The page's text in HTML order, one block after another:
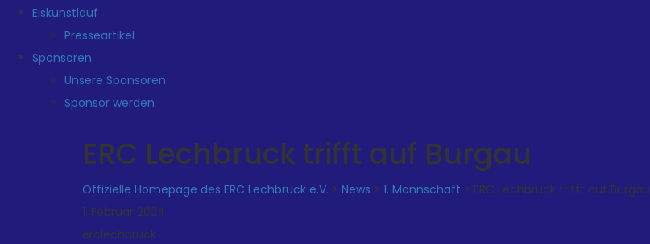
Eiskunstlauf
Presseartikel
Sponsoren
Unsere Sponsoren
Sponsor werden
ERC Lechbruck trifft auf Burgau
Offizielle Homepage des ERC Lechbruck e.V. > News > 1. Mannschaft > ERC Lechbruck trifft auf Burgau
1. Februar 2024
erclechbruck